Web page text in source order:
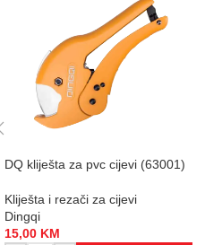
DQ kliješta za pvc cijevi (63001)
Kliješta i rezači za cijevi
Dingqi
15,00 KM